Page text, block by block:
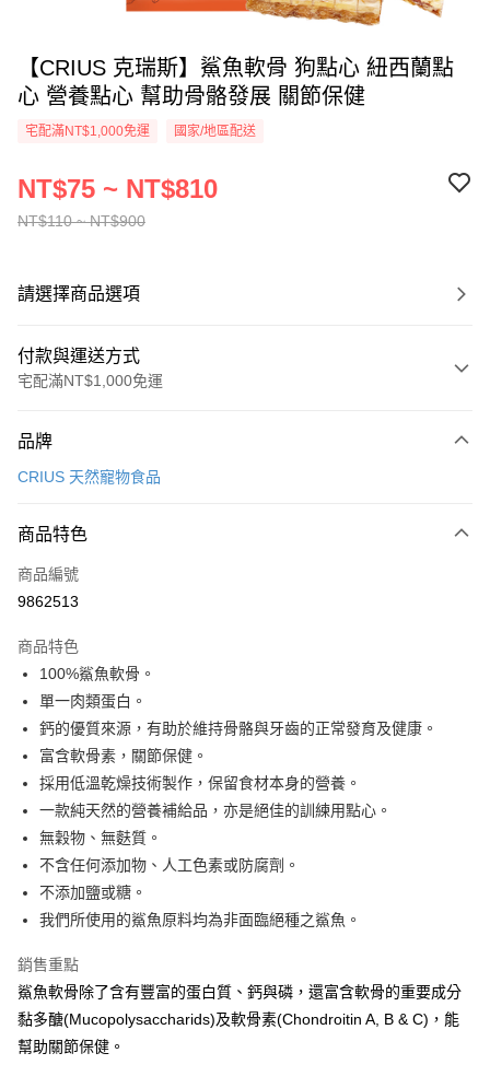
【CRIUS 克瑞斯】鯊魚軟骨 狗點心 紐西蘭點
心 營養點心 幫助骨骼發展 關節保健
宅配滿NT$1,000免運 國家/地區配送
NT$110 ~ NT$900
NT$75 ~ NT$810
請選擇商品選項
付款與運送方式
宅配滿NT$1,000免運
信用卡一次付款
Apple Pay
Google Pay
新竹貨運宅配
每筆NT$100，滿NT$1,000(含以上)免運費
祥億貨運
每筆NT$100，滿NT$1,000(含以上)免運費
離島宅配
每筆NT$200，滿NT$1,000(含以上)免運費
香港
品牌
CRIUS 天然寵物食品
商品特色
商品編號
9862513
商品特色
100%鯊魚軟骨。
單一肉類蛋白。
鈣的優質來源，有助於維持骨骼與牙齒的正常發育及健康。
富含軟骨素，關節保健。
採用低溫乾燥技術製作，保留食材本身的營養。
一款純天然的營養補給品，亦是絕佳的訓練用點心。
無穀物、無麩質。
不含任何添加物、人工色素或防腐劑。
不添加鹽或糖。
我們所使用的鯊魚原料均為非面臨絕種之鯊魚。
銷售重點
鯊魚軟骨除了含有豐富的蛋白質、鈣與磷，還富含軟骨的重要成分
黏多醣(Mucopolysaccharids)及軟骨素(Chondroitin A, B & C)，能
幫助關節保健。